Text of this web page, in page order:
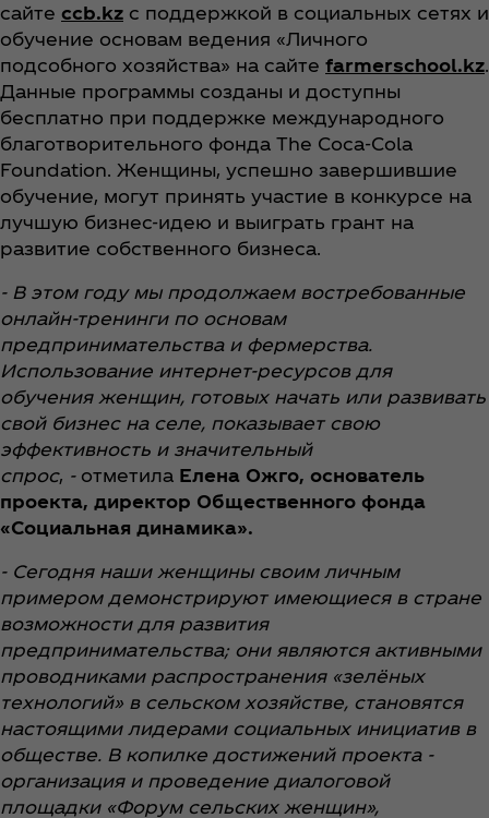
сайте ccb.kz с поддержкой в социальных сетях и
обучение основам ведения «Личного
подсобного хозяйства» на сайте farmerschool.kz
Данные программы созданы и доступны
бесплатно при поддержке международного
благотворительного фонда The Coca‑Cola
Foundation. Женщины, успешно завершившие
обучение, могут принять участие в конкурсе на
лучшую бизнес-идею и выиграть грант на
развитие собственного бизнеса.
- В этом году мы продолжаем востребованные
онлайн-тренинги по основам
предпринимательства и фермерства.
Использование интернет-ресурсов для
обучения женщин, готовых начать или развивать
свой бизнес на селе, показывает свою
эффективность и значительный
спрос, - отметила Елена Ожго, основатель
проекта, директор Общественного фонда
«Социальная динамика».
- Сегодня наши женщины своим личным
примером демонстрируют имеющиеся в стране
возможности для развития
предпринимательства; они являются активными
проводниками распространения «зелёных
технологий» в сельском хозяйстве, становятся
настоящими лидерами социальных инициатив в
обществе. В копилке достижений проекта -
организация и проведение диалоговой
площадки «Форум сельских женщин»,